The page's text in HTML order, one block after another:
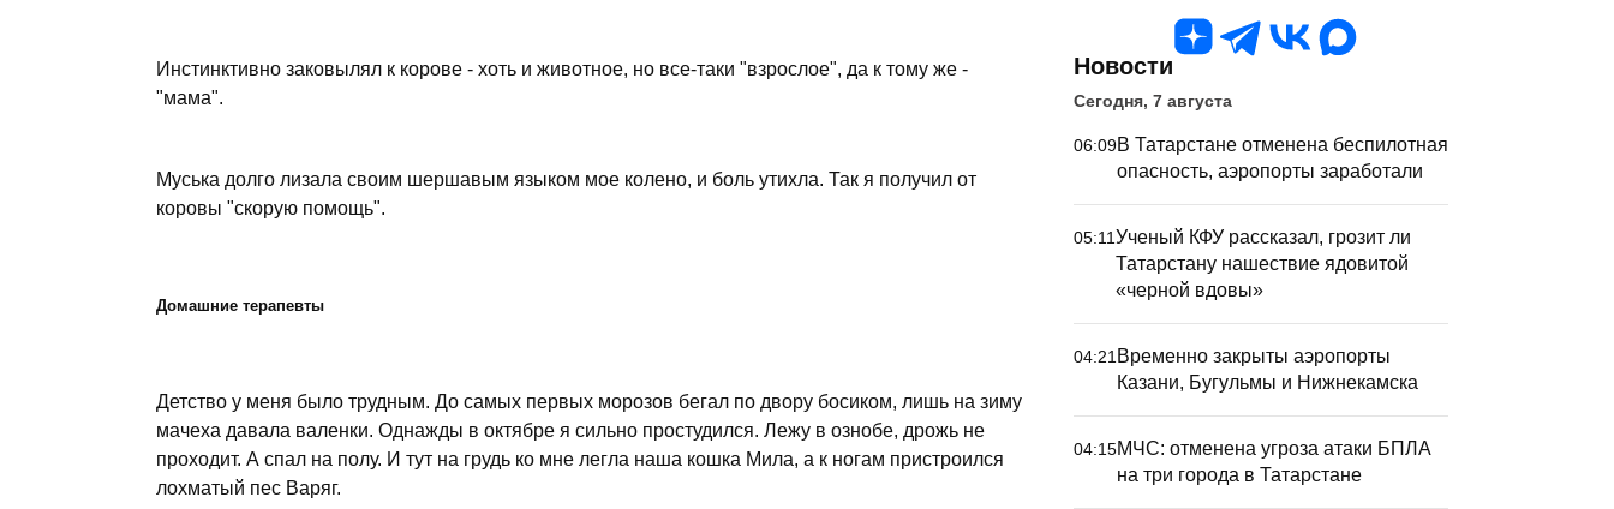
Инстинктивно заковылял к корове - хоть и животное, но все-таки "взрослое", да к тому же -
"мама".
Муська долго лизала своим шершавым языком мое колено, и боль утихла. Так я получил от
коровы "скорую помощь".
Домашние терапевты
Детство у меня было трудным. До самых первых морозов бегал по двору босиком, лишь на зиму
мачеха давала валенки. Однажды в октябре я сильно простудился. Лежу в ознобе, дрожь не
проходит. А спал на полу. И тут на грудь ко мне легла наша кошка Мила, а к ногам пристроился
лохматый пес Варяг.
Новости
Сегодня, 7 августа
06:09В Татарстане отменена беспилотная
опасность, аэропорты заработали
05:11Ученый КФУ рассказал, грозит ли
Татарстану нашествие ядовитой
«черной вдовы»
04:21 Временно закрыты аэропорты
Казани, Бугульмы и Нижнекамска
04:15МЧС: отменена угроза атаки БПЛА
на три города в Татарстане